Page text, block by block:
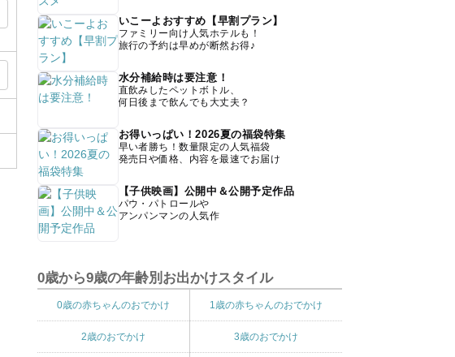
いこーよおすすめ【早割プラン】
ファミリー向け人気ホテルも！
旅行の予約は早めが断然お得♪
水分補給時は要注意！
直飲みしたペットボトル、
何日後まで飲んでも大丈夫？
お得いっぱい！2026夏の福袋特集
早い者勝ち！数量限定の人気福袋
発売日や価格、内容を最速でお届け
【子供映画】公開中＆公開予定作品
パウ・パトロールや
アンパンマンの人気作
0歳から9歳の年齢別お出かけスタイル
0歳の赤ちゃんのおでかけ 1歳の赤ちゃんのおでかけ
2歳のおでかけ 3歳のおでかけ